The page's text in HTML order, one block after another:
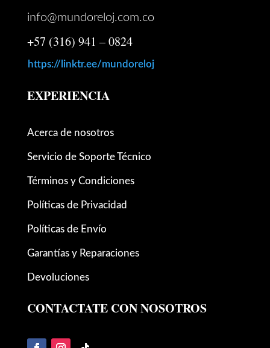
info@mundoreloj.com.co
+57 (316) 941 – 0824
https://linktr.ee/mundoreloj
EXPERIENCIA
Acerca de nosotros
Servicio de Soporte Técnico
Términos y Condiciones
Políticas de Privacidad
Políticas de Envío
Garantías y Reparaciones
Devoluciones
CONTACTATE CON NOSOTROS